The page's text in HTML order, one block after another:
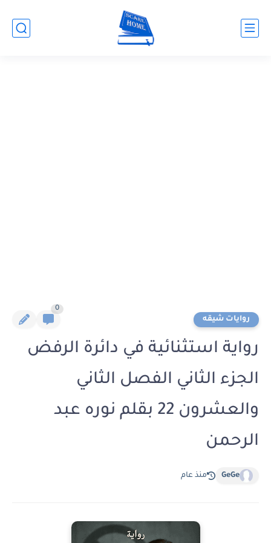
روايات شيقه
0
رواية استثنائية في دائرة الرفض
الجزء الثاني الفصل الثاني
والعشرون 22 بقلم نوره عبد
الرحمن
GeGe منذ عام